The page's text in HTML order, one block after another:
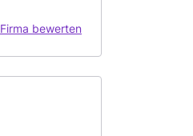
Firma bewerten